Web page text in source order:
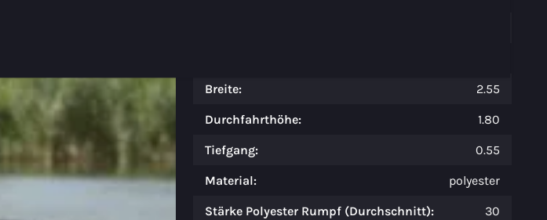
Breite: 2.55
Durchfahrthöhe: 1.80
Tiefgang: 0.55
Material: polyester
Stärke Polyester Rumpf (Durchschnitt): 30